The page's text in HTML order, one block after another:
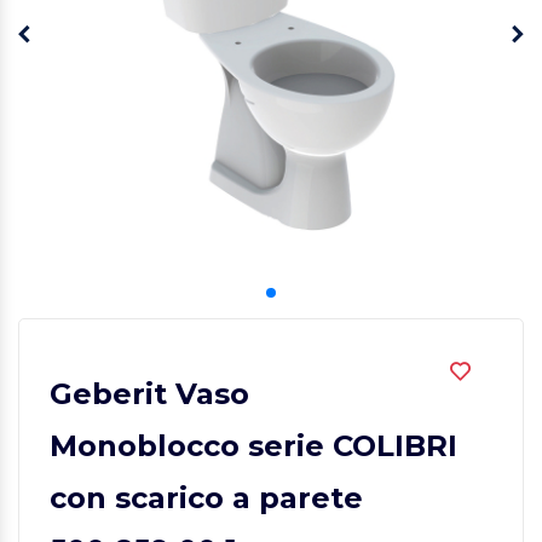
Geberit Vaso
Monoblocco serie COLIBRI
con scarico a parete